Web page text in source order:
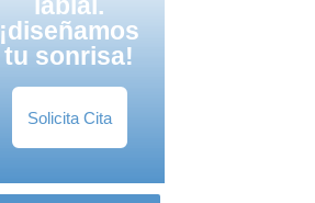
¡diseñamos
tu sonrisa!
Solicita Cita